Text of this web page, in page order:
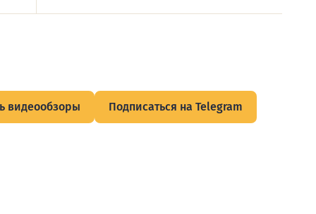
видеообзоры Подписаться на Telegram